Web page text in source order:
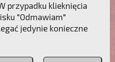
Polaków!
Przymierze
przypadku klieknięcia
"Odmawiam"
jedynie konieczne